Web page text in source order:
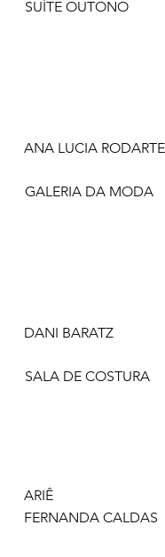
SUÍTE OUTONO
ANA LUCIA RODARTE
GALERIA DA MODA
DANI BARATZ
SALA DE COSTURA
ARIÊ
FERNANDA CALDAS